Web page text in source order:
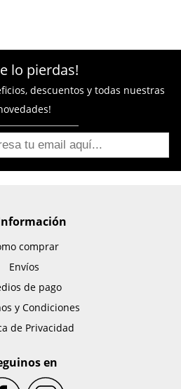
lo pierdas!
descuentos y todas nuestras
comprar
Envíos
de pago
y Condiciones
de Privacidad
en